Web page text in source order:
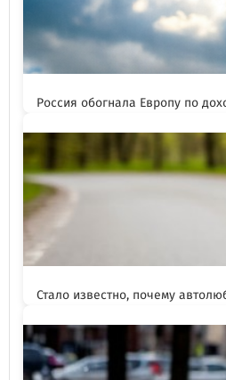
Россия обогнала Европу по
Стало известно, почему